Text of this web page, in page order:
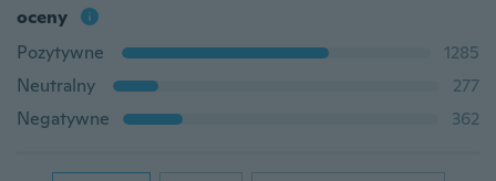
oceny
Pozytywne
1285
Neutralny
277
Negatywne
362